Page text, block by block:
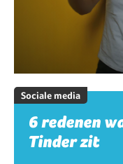
Sociale media
6 redenen
Tinder zit